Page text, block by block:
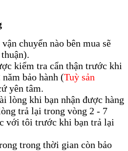
chuyển nào bên mua sẽ
kiểm tra cẩn thận trước khi
bảo hành (Tuỳ sản
yên tâm.
lòng khi bạn nhận được hàng
trả lại trong vòng 2 - 7
với tôi trước khi bạn trả lại
trong thời gian còn bảo